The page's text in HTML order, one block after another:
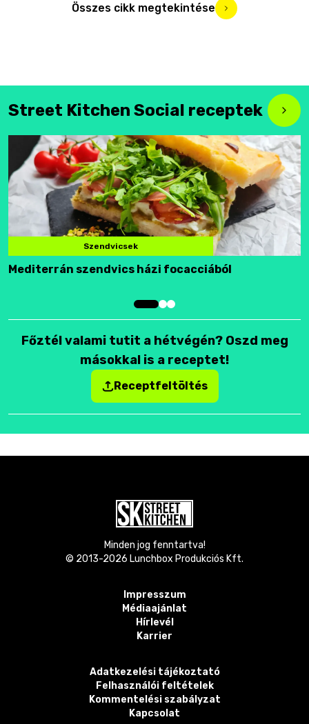
Összes cikk megtekintése
Street Kitchen Social receptek
Szendvicsek
Mediterrán szendvics házi focacciából
Főztél valami tutit a hétvégén? Oszd meg
másokkal is a receptet!
Receptfeltöltés
Minden jog fenntartva!
© 2013-2026 Lunchbox Produkciós Kft.
Impresszum
Médiaajánlat
Hírlevél
Karrier
Adatkezelési tájékoztató
Felhasználói feltételek
Kommentelési szabályzat
Kapcsolat